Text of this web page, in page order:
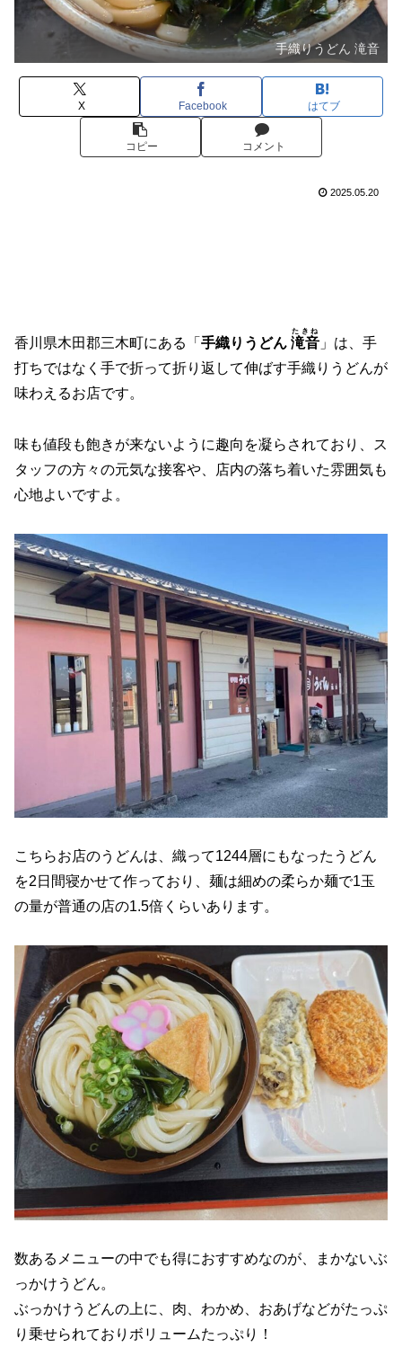
手織りうどん 滝音
X Facebook はてブ
コピー コメント
2025.05.20
香川県木田郡三木町にある「 手織りうどん 滝音
たきね
」は、手
打ちではなく手で折って折り返して伸ばす手織りうどんが
味わえるお店です。
味も値段も飽きが来ないように趣向を凝らされており、ス
タッフの方々の元気な接客や、店内の落ち着いた雰囲気も
心地よいですよ。
こちらお店のうどんは、織って1244層にもなったうどん
を2日間寝かせて作っており、麺は細めの柔らか麺で1玉
の量が普通の店の1.5倍くらいあります。
数あるメニューの中でも得におすすめなのが、まかないぶ
っかけうどん。
ぶっかけうどんの上に、肉、わかめ、おあげなどがたっぷ
り乗せられておりボリュームたっぷり！